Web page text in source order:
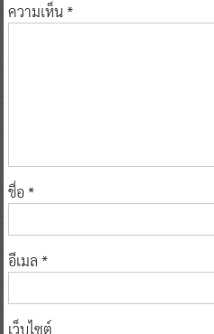
ความเห็น*
ชื่อ *
อีเมล *
เว็บไซต์